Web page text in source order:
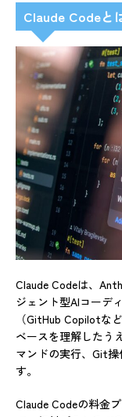
Claude Codeと
Claude Codeは、
ジェント型AIコーデ
（GitHub Copilotな
ベースを理解したう
マンドの実行、Git
す。
Claude Codeの料金